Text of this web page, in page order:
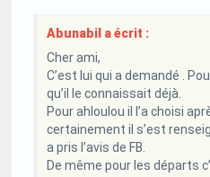
Abunabil a écrit :
Cher ami,
C’est lui qui a demandé .
qu’il le connaissait déjà.
Pour ahloulou il l’a choisi
certainement il s’est
a pris l’avis de FB.
De même pour les départs